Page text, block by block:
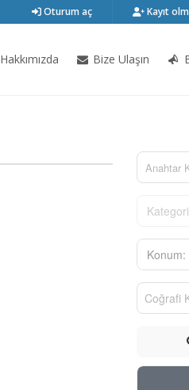
Oturum aç Kayıt
Hakkımızda Bize Ulaşın
Konum: